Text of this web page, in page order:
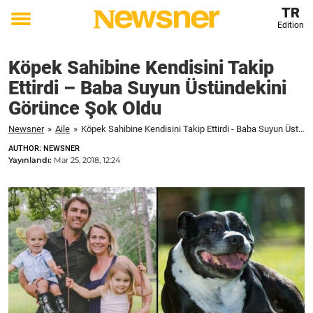
Toggle
TR
Edition
Köpek Sahibine Kendisini Takip
Ettirdi – Baba Suyun Üstündekini
Görünce Şok Oldu
Newsner » Aile » Köpek Sahibine Kendisini Takip Ettirdi - Baba Suyun Üstündekini Görünce Şok Oldu
AUTHOR: NEWSNER
Yayınlandı: Mar 25, 2018, 12:24